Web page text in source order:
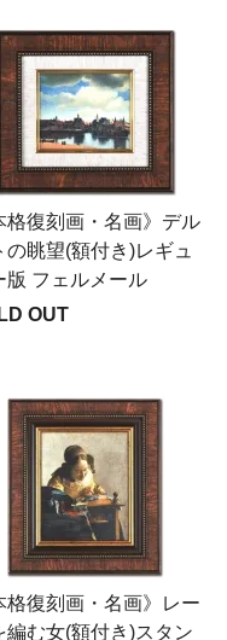
格復刻画・名画》デル
の眺望(額付き)レギュ
版 フェルメール
OUT
格復刻画・名画》レー
編む女(額付き)スタン